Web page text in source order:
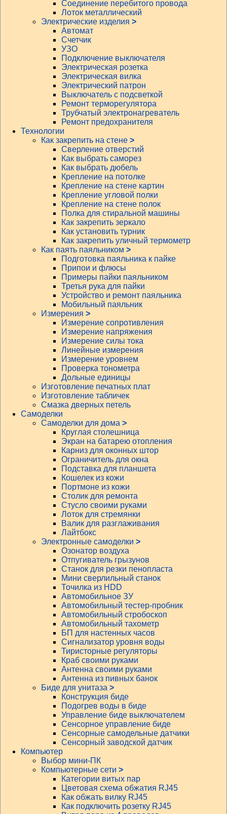
Соединение перебитого провода
Лоток металлический
Электрические изделия >
Автомат
Счетчик
УЗО
Подключение выключателя
Электрическая розетка
Электрическая вилка
Электрический патрон
Выключатель с подсветкой
Ремонт терморегулятора
Трубчатый электронагреватель
Ремонт предохранителя
Технологии
Как закрепить на стене >
Сверление отверстий
Как выбрать саморез
Как выбрать дюбель
Крепление на потолке
Крепление на стене картин
Крепление угловой полки
Крепление на стене полок
Полка для стиральной машины
Как закрепить зеркало
Как установить турник
Как закрепить уличный термометр
Как паять паяльником >
Подготовка паяльника к пайке
Припои и флюсы
Примеры пайки паяльником
Третья рука для пайки
Устройство и ремонт паяльника
Мобильный паяльник
Измерения >
Измерение сопротивления
Измерение напряжения
Измерение силы тока
Линейные измерения
Измерение уровнем
Проверка тонометра
Дольные единицы
Изготовление печатных плат
Изготовление табличек
Смазка дверных петель
Самоделки
Самоделки для дома >
Круглая столешница
Экран на батарею отопления
Карниз для оконных штор
Ограничитель для окна
Подставка для планшета
Кошелек из кожи
Портмоне из кожи
Столик для ремонта
Стусло своими руками
Лоток для стремянки
Валик для разглаживания
Лайтбокс
Электронные самоделки >
Озонатор воздуха
Отпугиватель грызунов
Станок для резки пенопласта
Мини сверлильный станок
Точилка из HDD
Автомобильное ЗУ
Автомобильный тестер-пробник
Автомобильный стробоскоп
Автомобильный тахометр
БП для настенных часов
Сигнализатор уровня воды
Тиристорные регуляторы
Краб своими руками
Антенна своими руками
Антенна из пивных банок
Биде для унитаза >
Конструкция биде
Подогрев воды в биде
Управление биде выключателем
Сенсорное управление биде
Сенсорные самодельные датчики
Сенсорный заводской датчик
Компьютер
Выбор мини-ПК
Компьютерные сети >
Категории витых пар
Цветовая схема обжатия RJ45
Как обжать вилку RJ45
Как подключить розетку RJ45